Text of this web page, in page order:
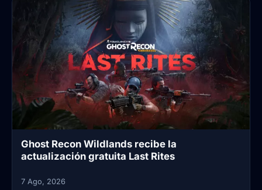
Ghost Recon Wildlands recibe la
actualización gratuita Last Rites
7 Ago, 2026